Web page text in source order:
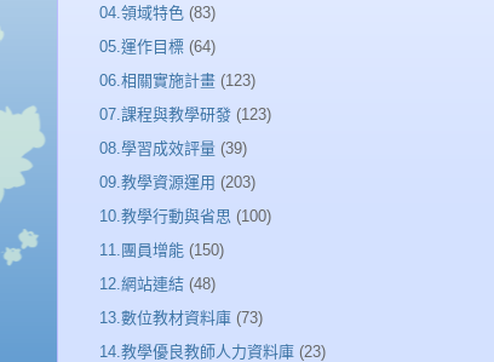
04.領域特色 (83)
05.運作目標 (64)
06.相關實施計畫 (123)
07.課程與教學研發 (123)
08.學習成效評量 (39)
09.教學資源運用 (203)
10.教學行動與省思 (100)
11.團員增能 (150)
12.網站連結 (48)
13.數位教材資料庫 (73)
14.教學優良教師人力資料庫 (23)